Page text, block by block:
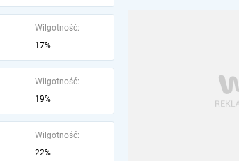
Wilgotność:
17%
Wilgotność:
19%
Wilgotność:
22%